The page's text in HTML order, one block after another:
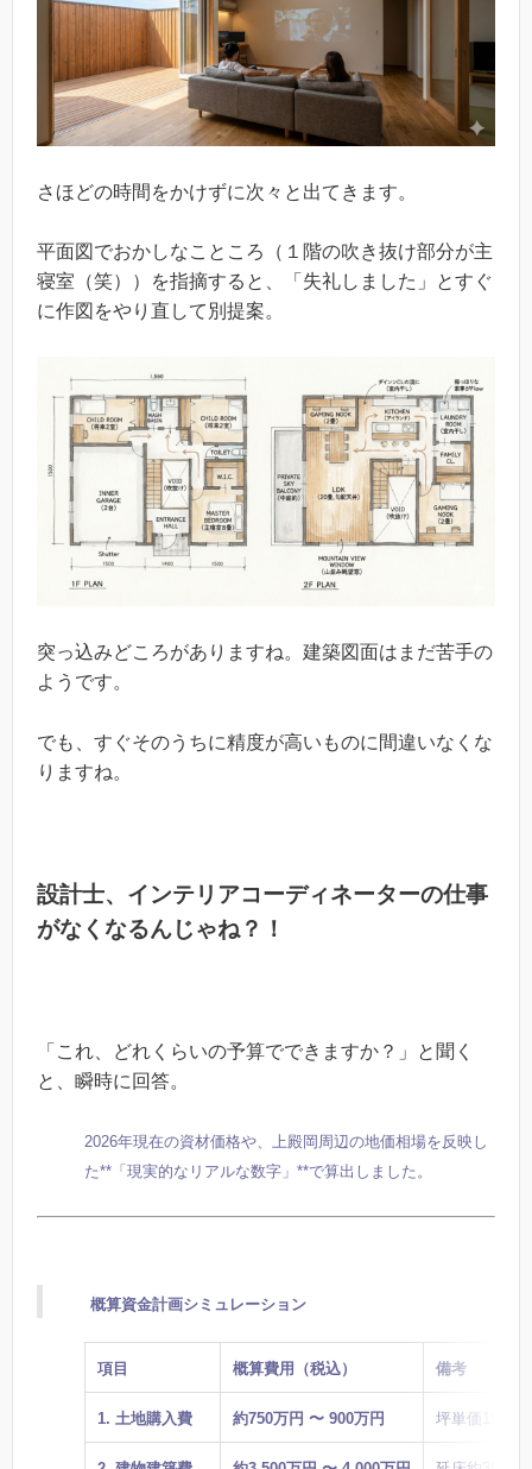
さほどの時間をかけずに次々と出てきます。
平面図でおかしなこところ（１階の吹き抜け部分が主
寝室（笑））を指摘すると、「失礼しました」とすぐ
に作図をやり直して別提案。
突っ込みどころがありますね。建築図面はまだ苦手の
ようです。
でも、すぐそのうちに精度が高いものに間違いなくな
りますね。
設計士、インテリアコーディネーターの仕事
がなくなるんじゃね？！
「これ、どれくらいの予算でできますか？」と聞く
と、瞬時に回答。
2026年現在の資材価格や、上殿岡周辺の地価相場を反映し
た**「現実的なリアルな数字」**で算出しました。
概算資金計画シミュレーション
項目 概算費用（税込） 備考
1. 土地購入費 約750万円 〜 900万円 坪単価15〜